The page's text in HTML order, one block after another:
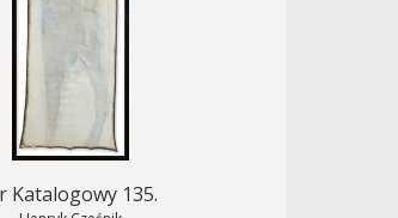
Katalogowy 135.